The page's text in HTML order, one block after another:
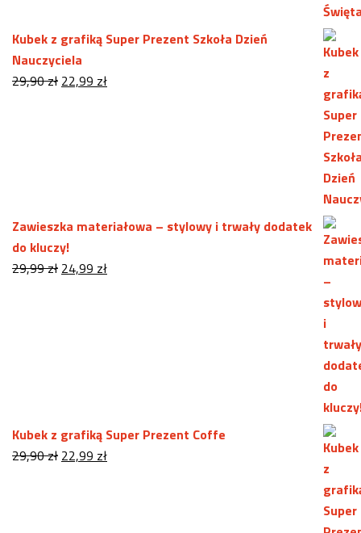
Kubek z grafiką Super Prezent Szkoła Dzień
Nauczyciela
29,90zł Pierwotna
22,99 złAktualna
Zawieszka materiałowa – stylowy i trwały dodatek
do kluczy!
29,99zł Pierwotna
24,99 złAktualna
Kubek z grafiką Super Prezent Coffe
29,90zł Pierwotna
22,99 złAktualna